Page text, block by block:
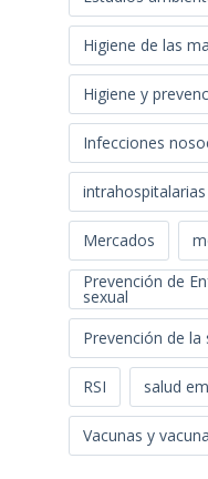
Higiene de las
Higiene y
Infecciones
intrahospitalarias
Mercados
Prevención de
sexual
Prevención de la
RSI salud
Vacunas y